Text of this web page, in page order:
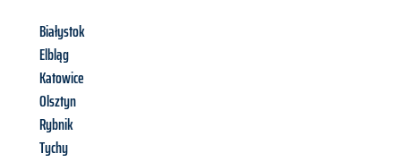
Białystok
Elbląg
Katowice
Olsztyn
Rybnik
Tychy